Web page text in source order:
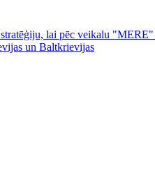
lai pēc veikalu
un Baltkrievijas